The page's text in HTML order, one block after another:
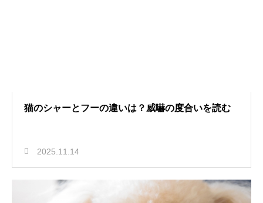
猫のシャーとフーの違いは？威嚇の度合いを読む
2025.11.14